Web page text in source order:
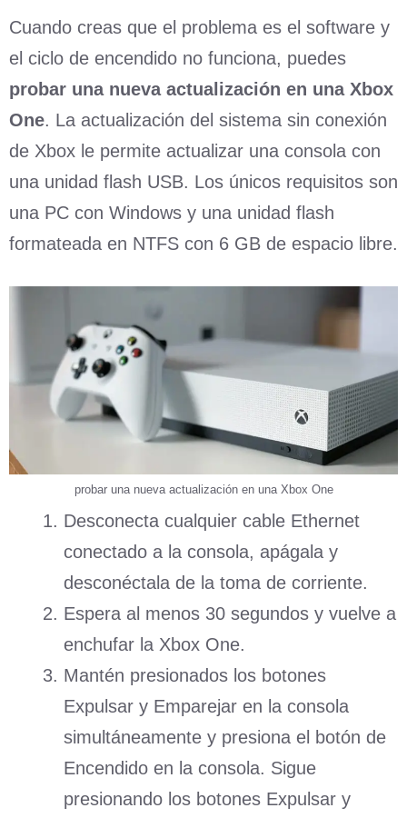
Cuando creas que el problema es el software y
el ciclo de encendido no funciona, puedes
probar una nueva actualización en una Xbox
One. La actualización del sistema sin conexión
de Xbox le permite actualizar una consola con
una unidad flash USB. Los únicos requisitos son
una PC con Windows y una unidad flash
formateada en NTFS con 6 GB de espacio libre.
probar una nueva actualización en una Xbox One
Desconecta cualquier cable Ethernet
conectado a la consola, apágala y
desconéctala de la toma de corriente.
Espera al menos 30 segundos y vuelve a
enchufar la Xbox One.
Mantén presionados los botones
Expulsar y Emparejar en la consola
simultáneamente y presiona el botón de
Encendido en la consola. Sigue
presionando los botones Expulsar y